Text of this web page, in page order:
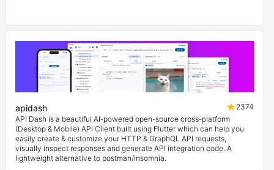
apidash
2374
API Dash is a beautiful AI-powered open-source cross-platform
(Desktop & Mobile) API Client built using Flutter which can help you
easily create & customize your HTTP & GraphQL API requests,
visually inspect responses and generate API integration code. A
lightweight alternative to postman/insomnia.